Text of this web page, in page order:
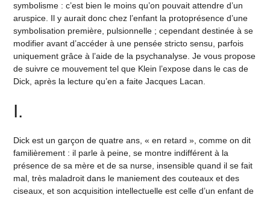
symbolisme : c’est bien le moins qu’on pouvait attendre d’un
aruspice. Il y aurait donc chez l’enfant la protoprésence d’une
symbolisation première, pulsionnelle ; cependant destinée à se
modifier avant d’accéder à une pensée stricto sensu, parfois
uniquement grâce à l’aide de la psychanalyse. Je vous propose
de suivre ce mouvement tel que Klein l’expose dans le cas de
Dick, après la lecture qu’en a faite Jacques Lacan.
I.
Dick est un garçon de quatre ans, « en retard », comme on dit
familièrement : il parle à peine, se montre indifférent à la
présence de sa mère et de sa nurse, insensible quand il se fait
mal, très maladroit dans le maniement des couteaux et des
ciseaux, et son acquisition intellectuelle est celle d’un enfant de